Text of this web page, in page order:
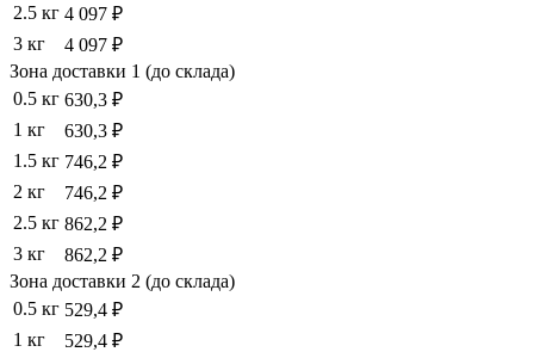
2.5 кг 4 097 ₽
3 кг
4 097 ₽
Зона доставки 1 (до склада)
0.5 кг 630,3 ₽
1 кг
630,3 ₽
1.5 кг 746,2 ₽
2 кг
746,2 ₽
2.5 кг 862,2 ₽
3 кг
862,2 ₽
Зона доставки 2 (до склада)
0.5 кг 529,4 ₽
1 кг
529,4 ₽